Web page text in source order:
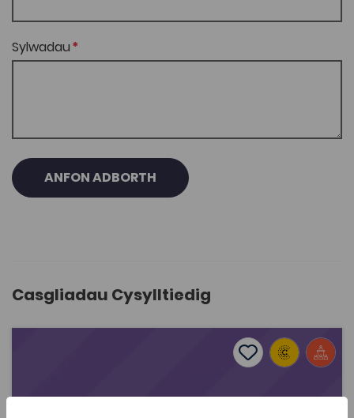
Sylwadau
ANFON ADBORTH
Casgliadau Cysylltiedig
Rhannu arferion da ar gyfer rheolwyr canol
Add to favourites
Add to favourites